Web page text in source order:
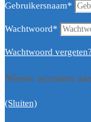
Gebruikersnaam*
Wachtwoord*
Wachtwoord vergeten?
Nieuw account
(Sluiten)